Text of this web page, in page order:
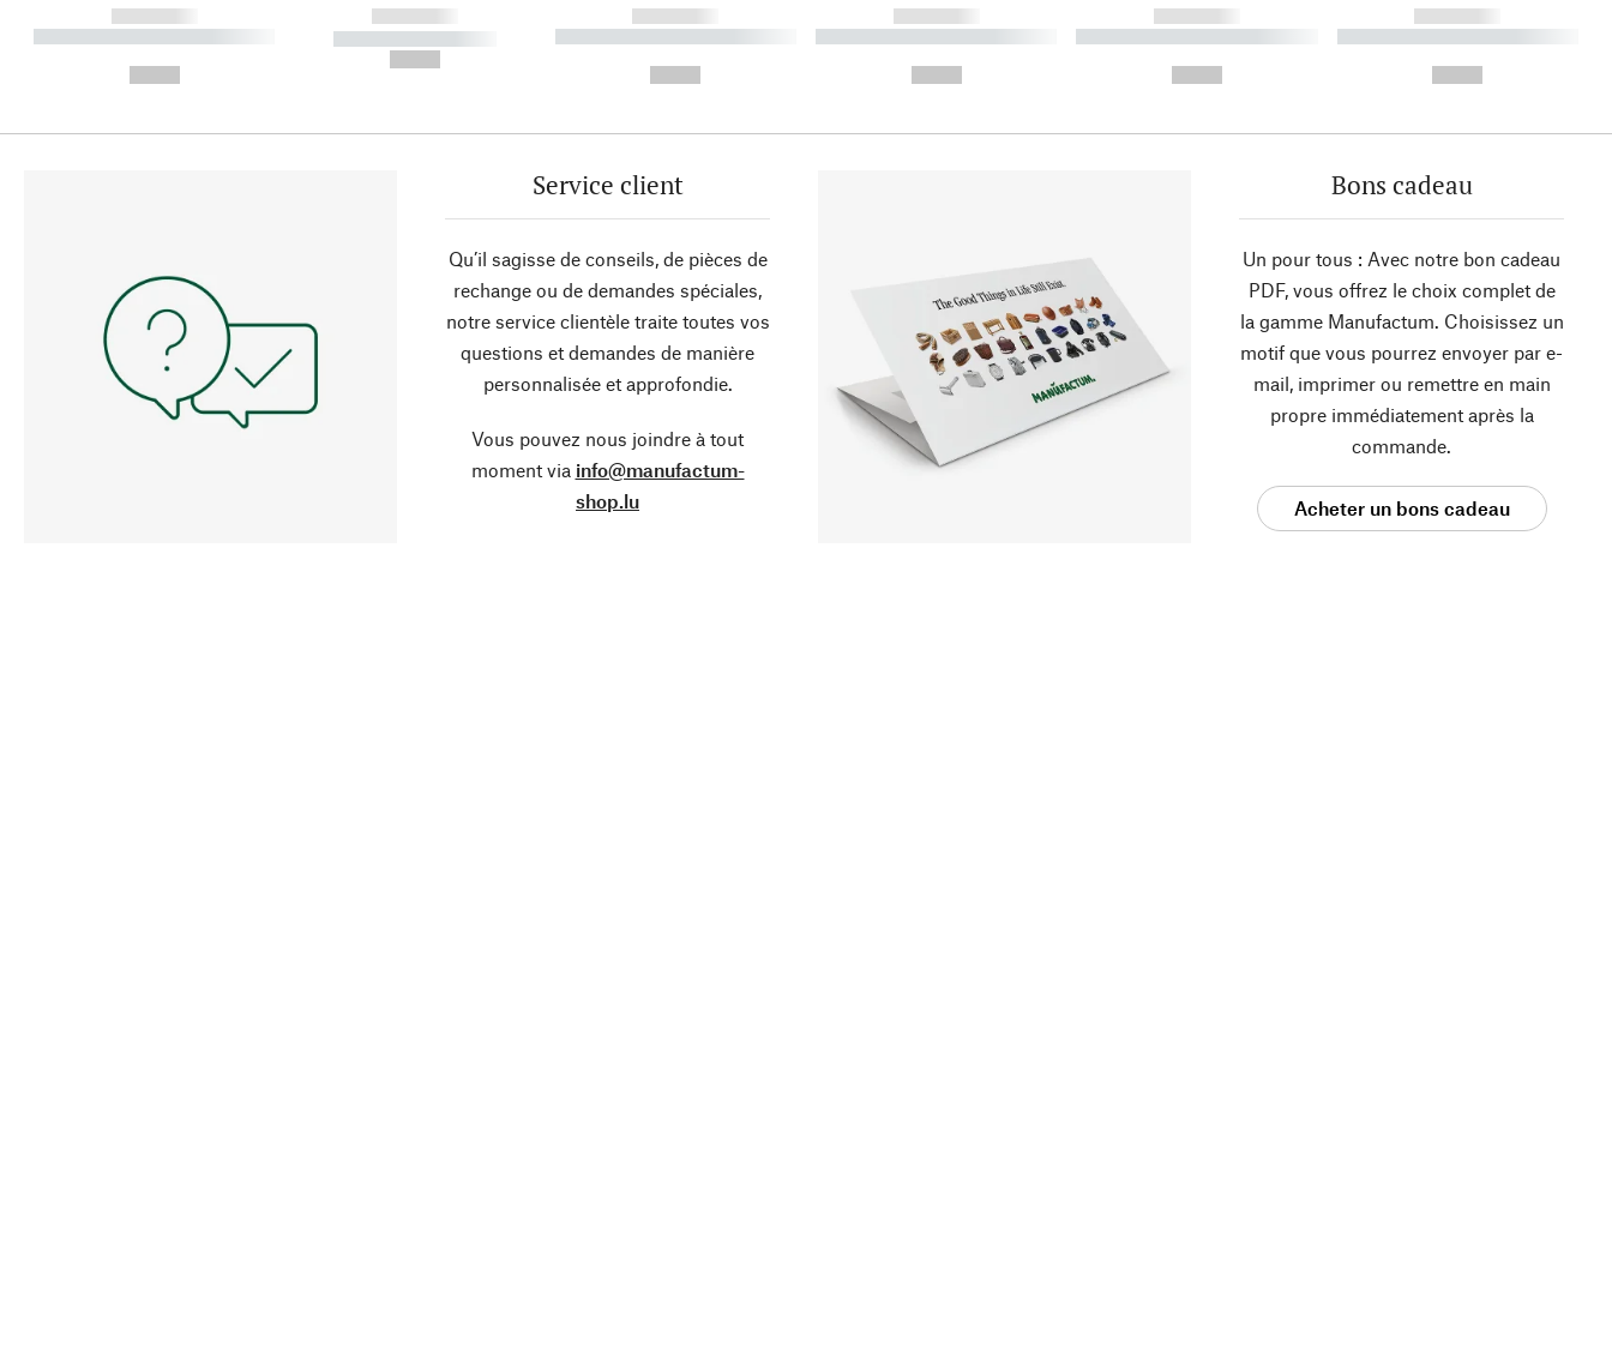
------------
----------- ----------- ----------
------------
----------- -----------
------------
----------- ----------- ----------
------------
----------- ----------- ----------
------------
----------- ----------- ----------
------------
----------- ----------- ----------
Service client
Qu’il sagisse de conseils, de pièces de
rechange ou de demandes spéciales,
notre service clientèle traite toutes vos
questions et demandes de manière
personnalisée et approfondie.
Vous pouvez nous joindre à tout
moment via info@manufactum-
shop.lu
Bons cadeau
Un pour tous : Avec notre bon cadeau
PDF, vous offrez le choix complet de
la gamme Manufactum. Choisissez un
motif que vous pourrez envoyer par e-
mail, imprimer ou remettre en main
propre immédiatement après la
commande.
Acheter un bons cadeau